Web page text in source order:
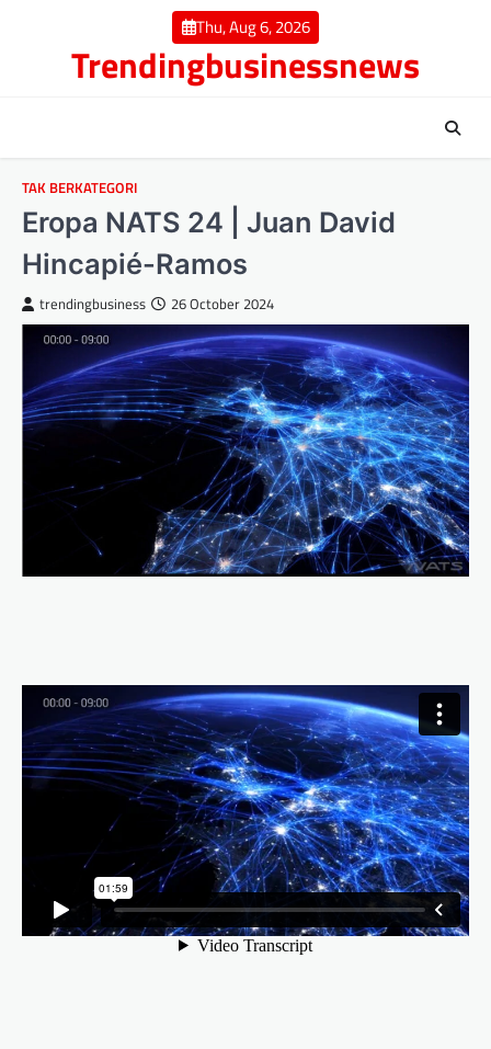
Thu, Aug 6, 2026
Trendingbusinessnews
TAK BERKATEGORI
Eropa NATS 24 | Juan David
Hincapié-Ramos
trendingbusiness 26 October 2024